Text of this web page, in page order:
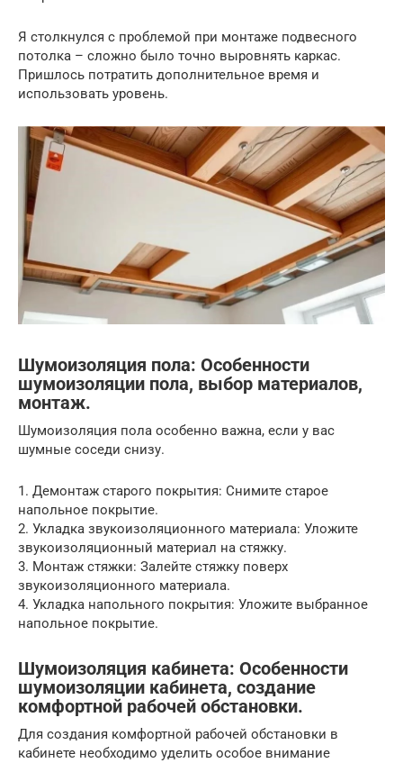
Я столкнулся с проблемой при монтаже подвесного
потолка – сложно было точно выровнять каркас.
Пришлось потратить дополнительное время и
использовать уровень.
Шумоизоляция пола: Особенности
шумоизоляции пола, выбор материалов,
монтаж.
Шумоизоляция пола особенно важна, если у вас
шумные соседи снизу.
1. Демонтаж старого покрытия: Снимите старое
напольное покрытие.
2. Укладка звукоизоляционного материала: Уложите
звукоизоляционный материал на стяжку.
3. Монтаж стяжки: Залейте стяжку поверх
звукоизоляционного материала.
4. Укладка напольного покрытия: Уложите выбранное
напольное покрытие.
Шумоизоляция кабинета: Особенности
шумоизоляции кабинета, создание
комфортной рабочей обстановки.
Для создания комфортной рабочей обстановки в
кабинете необходимо уделить особое внимание